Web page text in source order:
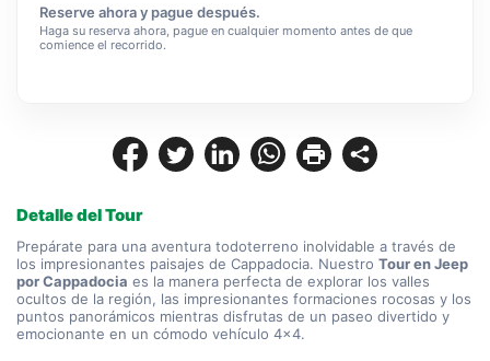
Detalle del Tour
Prepárate para una aventura todoterreno inolvidable a través de
los impresionantes paisajes de Cappadocia. Nuestro Tour en Jeep
por Cappadocia es la manera perfecta de explorar los valles
ocultos de la región, las impresionantes formaciones rocosas y los
puntos panorámicos mientras disfrutas de un paseo divertido y
emocionante en un cómodo vehículo 4×4.
Reserve ahora y pague después.
Haga su reserva ahora, pague en cualquier momento antes de que
comience el recorrido.